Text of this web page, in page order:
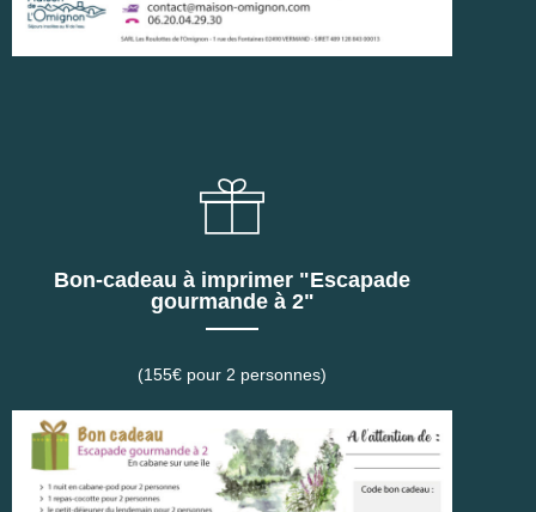
Bon-cadeau à imprimer "Escapade
gourmande à 2"
(155€ pour 2 personnes)